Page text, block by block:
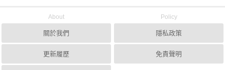
About
關於我們
更新履歷
Policy
隱私政策
免責聲明